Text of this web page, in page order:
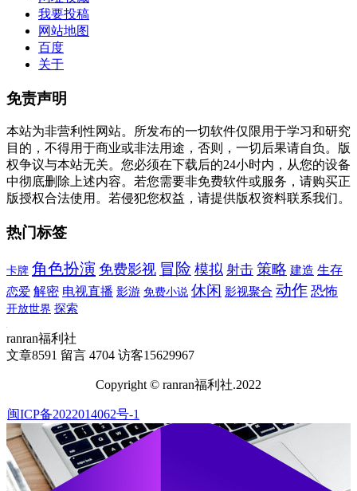
我要投稿
网站地图
百度
关于
免责声明
本站为非营利性网站。所发布的一切软件仅限用于学习和研究
目的，不得用于商业或非法用途，否则，一切后果请自负。版
权争议与本站无关。您必须在下载后的24小时内，从您的设备
中彻底删除上述内容。若您需要非免费软件或服务，请购买正
版授权合法使用。若侵犯您权益，请提供版权资料联系我们。
热门标签
卡牌 角色扮演 免费影视 冒险 模拟 射击 策略 建造 生存
恋爱 解密 电视直播 影游 免费小说 休闲 影视聚合 动作 恐怖
开放世界 探索